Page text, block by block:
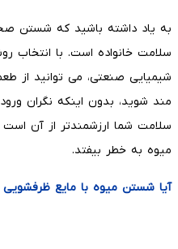
به یاد داشته باشید که شستن
سلامت خانواده است. با انتخاب
شیمیایی صنعتی، می توانید از
مند شوید، بدون اینکه نگران
سلامت شما ارزشمندتر از آن
میوه به خطر بیفتد.
آیا شستن میوه با مایع